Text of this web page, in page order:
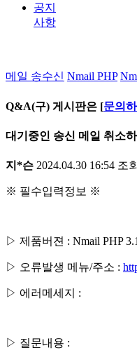
공지
사항
메일 송수신 Nmail PHP
Q&A(구) 게시판은 [문의하
대기중인 송신 메일 취소
지*슨 2024.04.30 16:54 조회
※ 필수입력정보 ※
▷ 제품버젼 : Nmail PHP 3.1
▷ 오류발생 메뉴/주소 :
▷ 에러메세지 :
▷ 질문내용 :